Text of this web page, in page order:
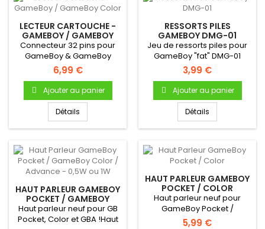
LECTEUR CARTOUCHE -
GAMEBOY / GAMEBOY
COLOR
Connecteur 32 pins pour
GameBoy & GameBoy
Color Permet la lecture
des...
6,99 €
Ajouter au panier
Détails
RESSORTS PILES
GAMEBOY DMG-01
Jeu de ressorts piles pour
GameBoy "fat" DMG-01
3,99 €
Ajouter au panier
Détails
HAUT PARLEUR GAMEBOY
POCKET / GAMEBOY
COLOR / ADVANCE -
0,5W OU 1W
Haut parleur neuf pour GB
Pocket, Color et GBA !Haut
HAUT PARLEUR GAMEBOY
POCKET / COLOR
Haut parleur neuf pour
GameBoy Pocket /
ColorHaut parleur
5,99 €